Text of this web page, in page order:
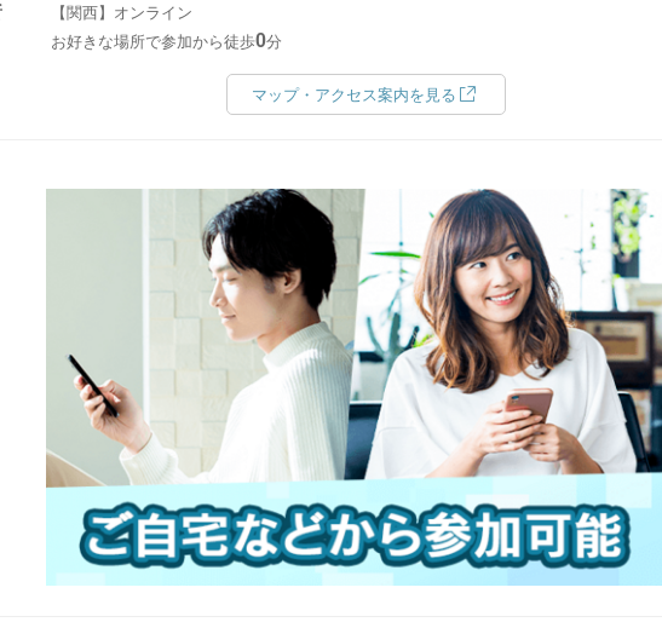
【関西】オンライン
お好きな場所で参加から徒歩0分
マップ・アクセス案内を見る